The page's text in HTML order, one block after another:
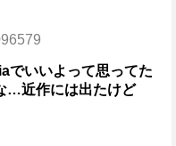
でいいよって思ってた
…近作には出たけど